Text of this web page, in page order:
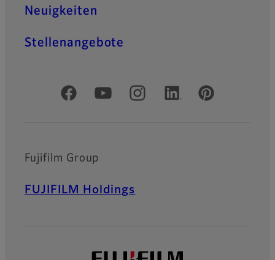
Neuigkeiten
Stellenangebote
Offizielle soziale Medien
Fujifilm Group
FUJIFILM Holdings